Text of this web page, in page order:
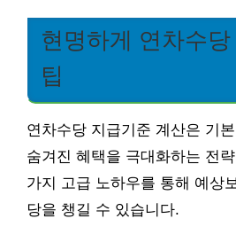
현명하게 연차수
팁
연차수당 지급기준 계산은 기
숨겨진 혜택을 극대화하는 전
가지 고급 노하우를 통해 예상
당을 챙길 수 있습니다.